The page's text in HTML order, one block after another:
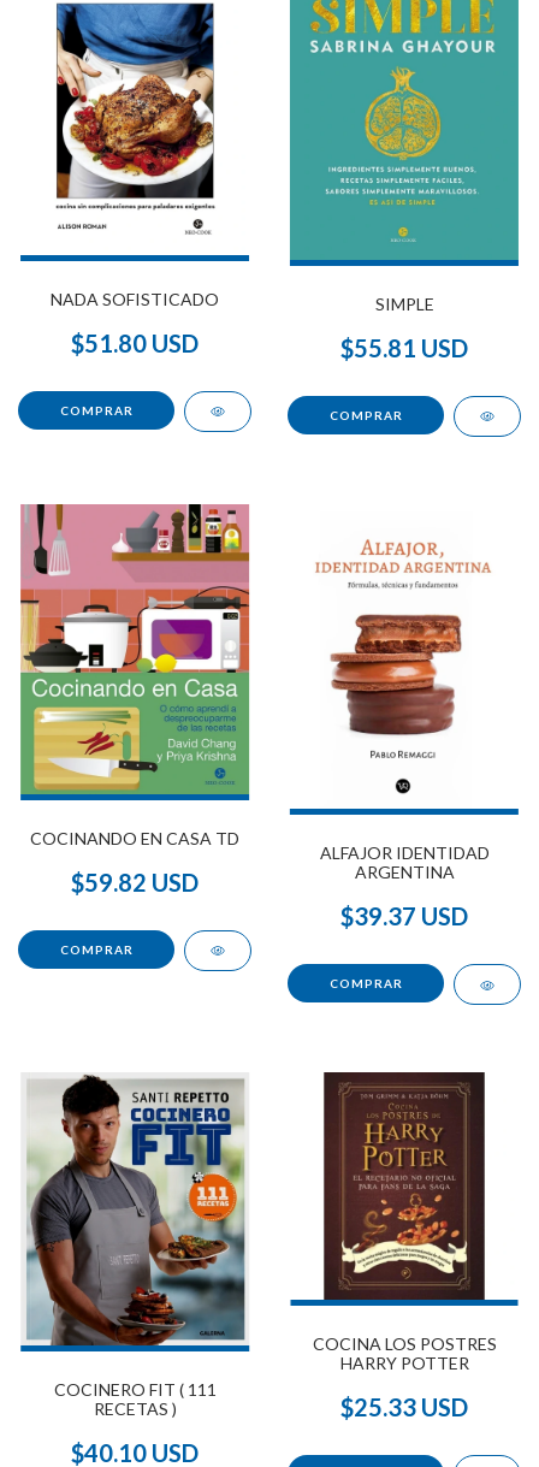
NADA SOFISTICADO
$51.80 USD
SIMPLE
$55.81 USD
COCINANDO EN CASA TD
$59.82 USD
ALFAJOR IDENTIDAD
ARGENTINA
$39.37 USD
COCINERO FIT ( 111
RECETAS )
$40.10 USD
COCINA LOS POSTRES
HARRY POTTER
$25.33 USD